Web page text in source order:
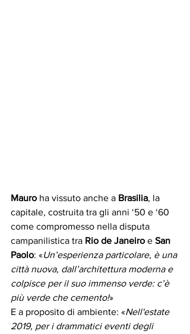
Mauro ha vissuto anche a Brasilia, la
capitale, costruita tra gli anni ‘50 e ‘60
come compromesso nella disputa
campanilistica tra Rio de Janeiro e San
Paolo: «Un’esperienza particolare, è una
città nuova, dall’architettura moderna e
colpisce per il suo immenso verde: c’è
più verde che cemento!»
E a proposito di ambiente: «Nell'estate
2019, per i drammatici eventi degli